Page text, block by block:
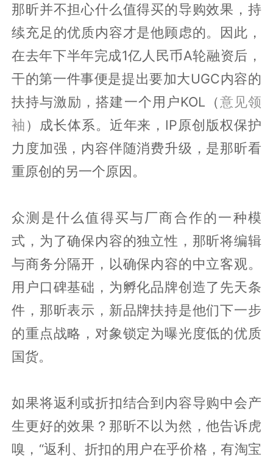
那昕并不担心什么值得买的导购效果，持
续充足的优质内容才是他顾虑的。因此，
在去年下半年完成1亿人民币A轮融资后，
干的第一件事便是提出要加大UGC内容的
扶持与激励，搭建一个用户KOL（意见领
袖）成长体系。近年来，IP原创版权保护
力度加强，内容伴随消费升级，是那昕看
重原创的另一个原因。
众测是什么值得买与厂商合作的一种模
式，为了确保内容的独立性，那昕将编辑
与商务分隔开，以确保内容的中立客观。
用户口碑基础，为孵化品牌创造了先天条
件，那昕表示，新品牌扶持是他们下一步
的重点战略，对象锁定为曝光度低的优质
国货。
如果将返利或折扣结合到内容导购中会产
生更好的效果？那昕不以为然，他告诉虎
嗅，“返利、折扣的用户在乎价格，有淘宝